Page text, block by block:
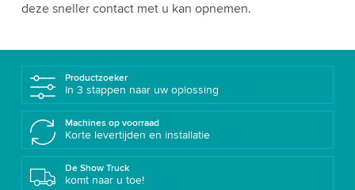
deze sneller contact met u kan opnemen.
Productzoeker
In 3 stappen naar uw oplossing
Machines op voorraad
Korte levertijden en installatie
De Show Truck
komt naar u toe!